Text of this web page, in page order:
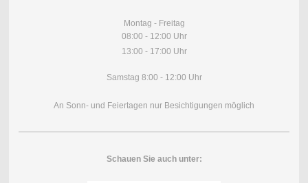
Montag - Freitag
08:00 - 12:00 Uhr
13:00 - 17:00 Uhr
Samstag 8:00 - 12:00 Uhr
An Sonn- und Feiertagen nur Besichtigungen möglich
Schauen Sie auch unter: